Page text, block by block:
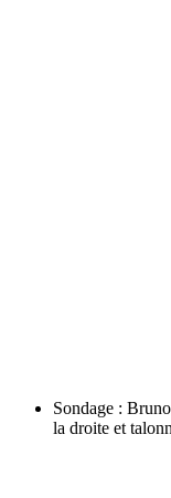
Sondage :
la droite et